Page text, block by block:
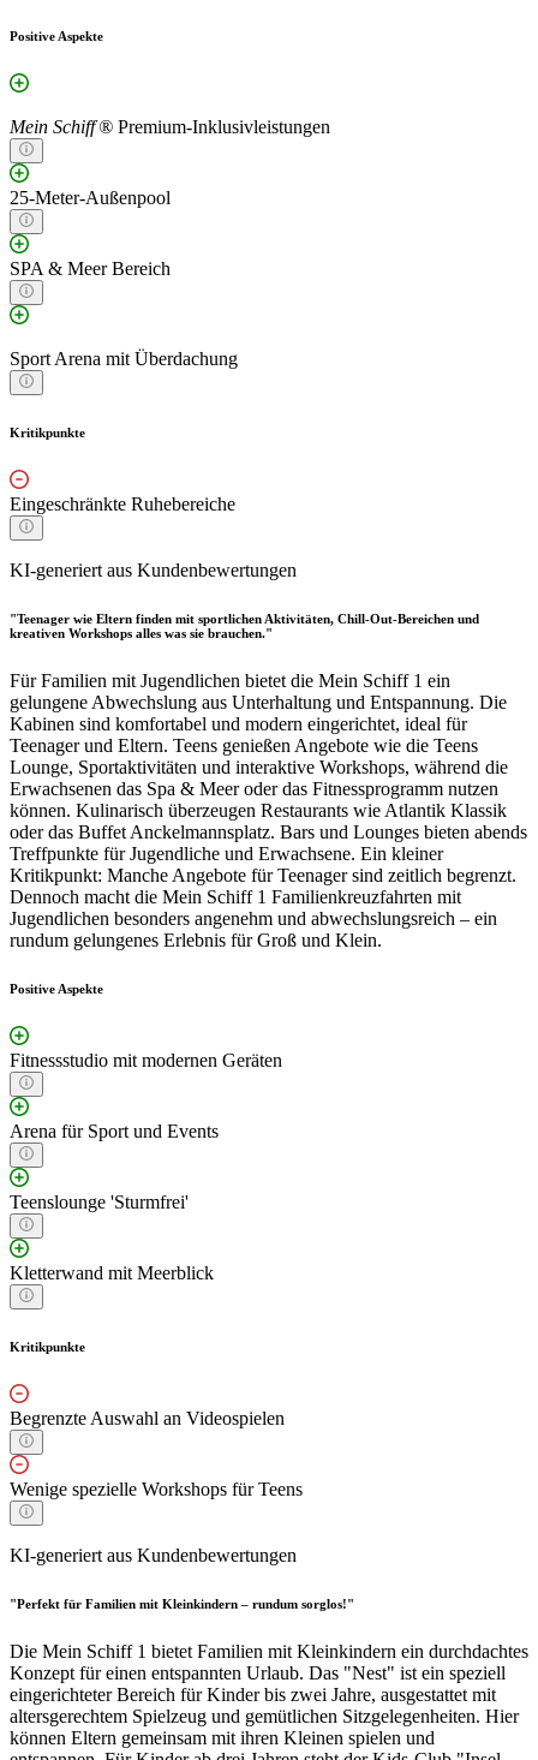
Positive Aspekte
Mein Schiff ® Premium-Inklusivleistungen
25-Meter-Außenpool
SPA & Meer Bereich
Sport Arena mit Überdachung
Kritikpunkte
Eingeschränkte Ruhebereiche
KI-generiert aus Kundenbewertungen
"Teenager wie Eltern finden mit sportlichen Aktivitäten, Chill-Out-Bereichen und
kreativen Workshops alles was sie brauchen."
Für Familien mit Jugendlichen bietet die Mein Schiff 1 ein
gelungene Abwechslung aus Unterhaltung und Entspannung. Die
Kabinen sind komfortabel und modern eingerichtet, ideal für
Teenager und Eltern. Teens genießen Angebote wie die Teens
Lounge, Sportaktivitäten und interaktive Workshops, während die
Erwachsenen das Spa & Meer oder das Fitnessprogramm nutzen
können. Kulinarisch überzeugen Restaurants wie Atlantik Klassik
oder das Buffet Anckelmannsplatz. Bars und Lounges bieten abends
Treffpunkte für Jugendliche und Erwachsene. Ein kleiner
Kritikpunkt: Manche Angebote für Teenager sind zeitlich begrenzt.
Dennoch macht die Mein Schiff 1 Familienkreuzfahrten mit
Jugendlichen besonders angenehm und abwechslungsreich – ein
rundum gelungenes Erlebnis für Groß und Klein.
Positive Aspekte
Fitnessstudio mit modernen Geräten
Arena für Sport und Events
Teenslounge 'Sturmfrei'
Kletterwand mit Meerblick
Kritikpunkte
Begrenzte Auswahl an Videospielen
Wenige spezielle Workshops für Teens
KI-generiert aus Kundenbewertungen
"Perfekt für Familien mit Kleinkindern – rundum sorglos!"
Die Mein Schiff 1 bietet Familien mit Kleinkindern ein durchdachtes
Konzept für einen entspannten Urlaub. Das "Nest" ist ein speziell
eingerichteter Bereich für Kinder bis zwei Jahre, ausgestattet mit
altersgerechtem Spielzeug und gemütlichen Sitzgelegenheiten. Hier
können Eltern gemeinsam mit ihren Kleinen spielen und